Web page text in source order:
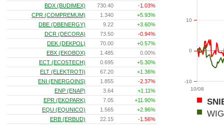
10/08
-10
0
10
WIG
BDX (BUDIMEX)
730.40
-1.03%
CPR (COMPREMUM)
1.340
+5.93%
DBE (DBENERGY)
9.22
+3.60%
DCR (DECORA)
73.50
-0.94%
DEK (DEKPOL)
70.00
+0.57%
EBX (EKOBOX)
1.485
0.00%
ECT (ECO5TECH)
0.695
+5.30%
ELT (ELEKTROTI)
67.20
+1.36%
ENI (ENERGOINS)
1.855
-2.37%
ENP (ENAP)
3.64
+1.11%
EPR (EKOPARK)
7.05
+11.90%
EQU (EQUNICO)
1.565
+2.96%
ERB (ERBUD)
22.15
-1.56%